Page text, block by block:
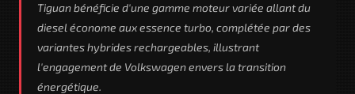
Tiguan bénéficie d'une gamme moteur variée allant du
diesel économe aux essence turbo, complétée par des
variantes hybrides rechargeables, illustrant
l'engagement de Volkswagen envers la transition
énergétique.